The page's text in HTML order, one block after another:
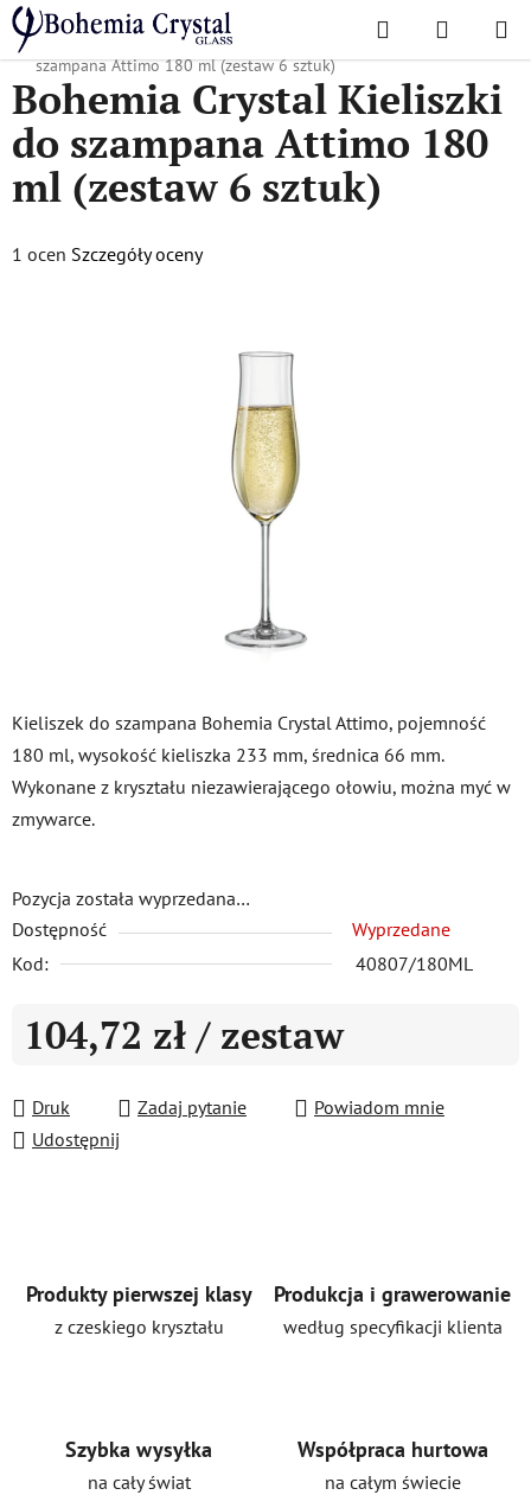
Przejść
do
treści
Szukaj KOSZYK
Home
/ Popularne kolekcje / Attima
Bohemia Crystal Kieliszki do
szampana Attimo 180 ml (zestaw 6 sztuk)
Kieliszek do szampana Bohemia Crystal Attimo, pojemność
180 ml, wysokość kieliszka 233 mm, średnica 66 mm.
Wykonane z kryształu niezawierającego ołowiu, można myć w
zmywarce.
Pozycja została wyprzedana…
Dostępność
Wyprzedane
Kod:
40807/180ML
104,72 zł / zestaw
Druk
Zadaj pytanie
Powiadom mnie
Udostępnij
Bohemia Crystal Kieliszki
do szampana Attimo 180
ml (zestaw 6 sztuk)
Średnia
1 ocen Szczegóły oceny
Produkty pierwszej klasy
z czeskiego kryształu
Produkcja i grawerowanie
według specyfikacji klienta
Szybka wysyłka
na cały świat
Współpraca hurtowa
na całym świecie